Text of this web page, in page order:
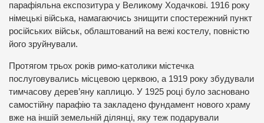
парафіяльна експозитура у Великому Ходачкові. 1916 року
німецькі війська, намагаючись знищити спостережний пункт
російських військ, облаштований на вежі костелу, повністю
його зруйнували.
Протягом трьох років римо-католики містечка
послуговувались місцевою церквою, а 1919 року збудували
тимчасову дерев’яну каплицю. У 1925 році було засновано
самостійну парафію та закладено фундамент нового храму
вже на іншій земельній ділянці, яку теж подарували